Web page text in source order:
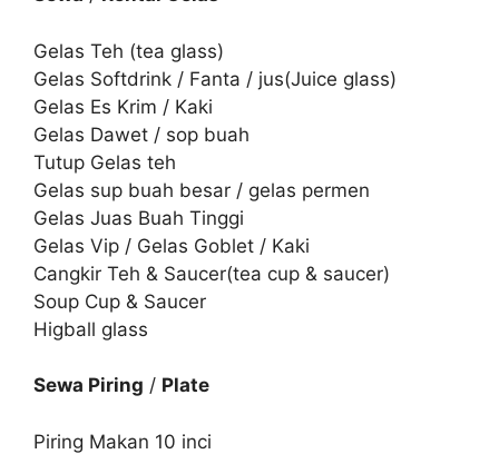
Gelas Teh (tea glass)
Gelas Softdrink / Fanta / jus(Juice glass)
Gelas Es Krim / Kaki
Gelas Dawet / sop buah
Tutup Gelas teh
Gelas sup buah besar / gelas permen
Gelas Juas Buah Tinggi
Gelas Vip / Gelas Goblet / Kaki
Cangkir Teh & Saucer(tea cup & saucer)
Soup Cup & Saucer
Higball glass
Sewa Piring / Plate
Piring Makan 10 inci